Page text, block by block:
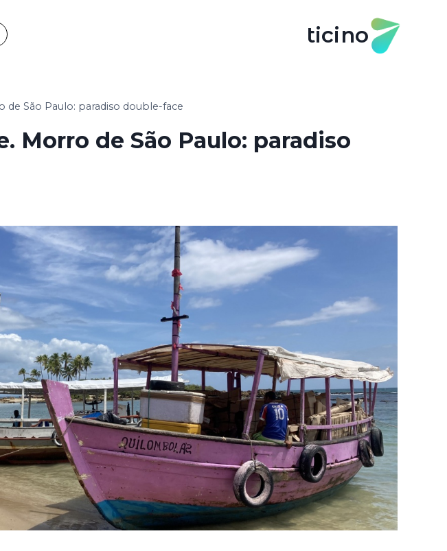
ticino
de São Paulo: paradiso double-face
Morro de São Paulo: paradiso